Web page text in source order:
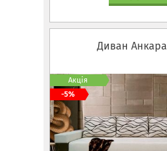
Диван Анкара
Акція
-5%